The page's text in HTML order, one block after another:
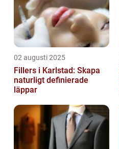
02 augusti 2025
Fillers i Karlstad: Skapa
naturligt definierade
läppar